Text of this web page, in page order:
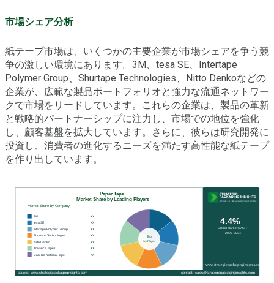
市場シェア分析
紙テープ市場は、いくつかの主要企業が市場シェアを争う競
争の激しい環境にあります。3M、tesa SE、Intertape
Polymer Group、Shurtape Technologies、Nitto Denkoなどの
企業が、広範な製品ポートフォリオと強力な流通ネットワー
クで市場をリードしています。これらの企業は、製品の革新
と戦略的パートナーシップに注力し、市場での地位を強化
し、顧客基盤を拡大しています。さらに、彼らは研究開発に
投資し、消費者の進化するニーズを満たす高性能な紙テープ
を作り出しています。